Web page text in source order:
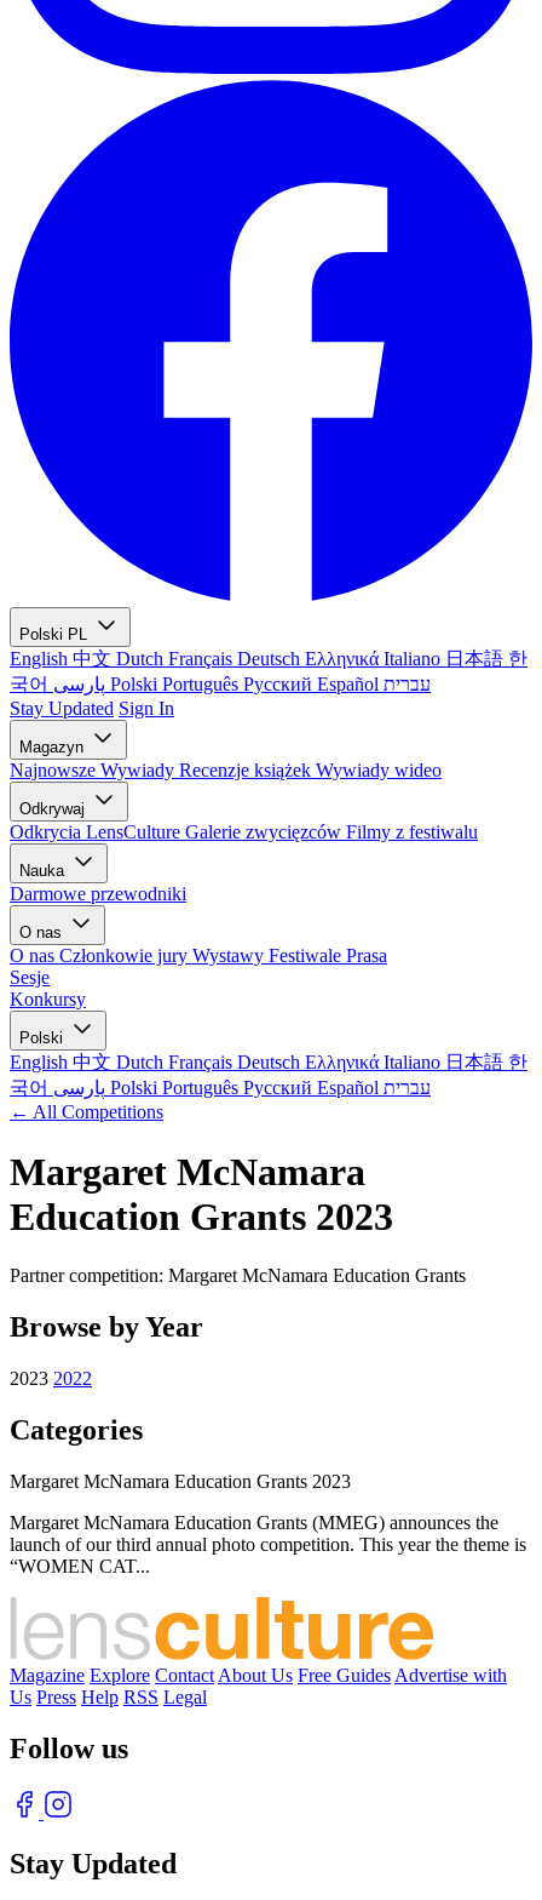
Polski PL
English 中文 Dutch Français Deutsch Ελληνικά Italiano 日本語 한
국어
Polski Português Русский Español עברית
Stay Updated Sign In
Magazyn
Najnowsze Wywiady Recenzje książek Wywiady wideo
Odkrywaj
Odkrycia LensCulture Galerie zwycięzców Filmy z festiwalu
Nauka
Darmowe przewodniki
O nas
O nas Członkowie jury Wystawy Festiwale Prasa
Sesje
Konkursy
Polski
English 中文 Dutch Français Deutsch Ελληνικά Italiano 日本語 한
국어
Polski Português Русский Español עברית
← All Competitions
Margaret McNamara
Education Grants 2023
Partner competition: Margaret McNamara Education Grants
Browse by Year
2023 2022
Categories
Margaret McNamara Education Grants 2023
Margaret McNamara Education Grants (MMEG) announces the
launch of our third annual photo competition. This year the theme is
“WOMEN CAT...
Magazine Explore Contact About Us Free Guides Advertise with
Us Press Help RSS Legal
Follow us
Stay Updated